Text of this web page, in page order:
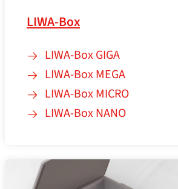
LIWA-Box
LIWA-Box GIGA
LIWA-Box MEGA
LIWA-Box MICRO
LIWA-Box NANO